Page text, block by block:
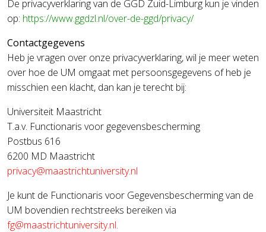
De privacyverklaring van de GGD Zuid-Limburg kun je vinden
op: https://www.ggdzl.nl/over-de-ggd/privacy/
Contactgegevens
Heb je vragen over onze privacyverklaring, wil je meer weten
over hoe de UM omgaat met persoonsgegevens of heb je
misschien een klacht, dan kan je terecht bij:
Universiteit Maastricht
T.a.v. Functionaris voor gegevensbescherming
Postbus 616
6200 MD Maastricht
Je kunt de Functionaris voor Gegevensbescherming van de
UM bovendien rechtstreeks bereiken via
.